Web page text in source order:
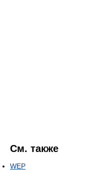
См. также
WEP